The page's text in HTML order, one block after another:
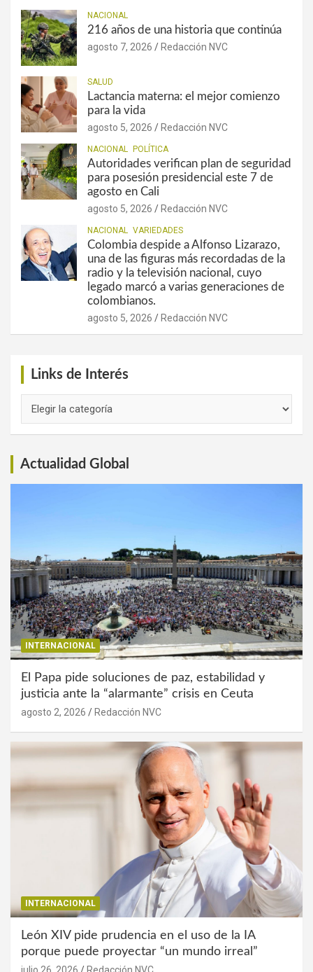
NACIONAL
216 años de una historia que continúa
agosto 7, 2026 Redacción NVC
SALUD
Lactancia materna: el mejor comienzo
para la vida
agosto 5, 2026 Redacción NVC
NACIONAL POLÍTICA
Autoridades verifican plan de seguridad
para posesión presidencial este 7 de
agosto en Cali
agosto 5, 2026 Redacción NVC
NACIONAL VARIEDADES
Colombia despide a Alfonso Lizarazo,
una de las figuras más recordadas de la
radio y la televisión nacional, cuyo
legado marcó a varias generaciones de
colombianos.
agosto 5, 2026 Redacción NVC
Links de Interés
Actualidad Global
INTERNACIONAL
El Papa pide soluciones de paz, estabilidad y
justicia ante la “alarmante” crisis en Ceuta
agosto 2, 2026 Redacción NVC
INTERNACIONAL
León XIV pide prudencia en el uso de la IA
porque puede proyectar “un mundo irreal”
julio 26, 2026 Redacción NVC